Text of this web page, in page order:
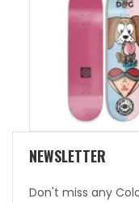
NEWSLETTER
Don't miss any